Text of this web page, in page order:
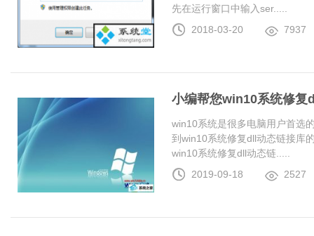
先在运行窗口中输入ser.....
2018-03-20
7937
小编帮您win10系统修复
win10系统是很多电脑用户首选
到win10系统修复dll动态链接库
win10系统修复dll动态链.....
2019-09-18
2527